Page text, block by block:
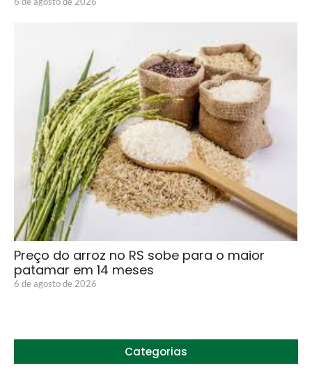
Preço do arroz no RS sobe para o maior
patamar em 14 meses
6 de agosto de 2026
Categorias